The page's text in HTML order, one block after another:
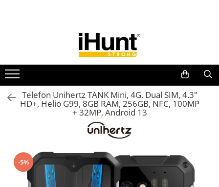
TELEFOANE & TABLETE IHUNT
Telefoane iHunt
Smartphone
Telefoane Rezistente
Telefoane Butoane
Huse protectie
Smartwatch
Telefon Unihertz TANK Mini, 4G, Dual SIM, 4.3"
HD+, Helio G99, 8GB RAM, 256GB, NFC, 100MP
+ 32MP, Android 13
-5%